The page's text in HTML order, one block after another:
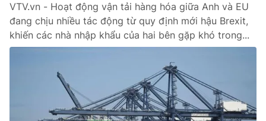
Xã hội
Pháp luật
VTV.vn - Hoạt động vận tải hàng hóa giữa Anh và EU
đang chịu nhiều tác động từ quy định mới hậu Brexit,
khiến các nhà nhập khẩu của hai bên gặp khó trong...